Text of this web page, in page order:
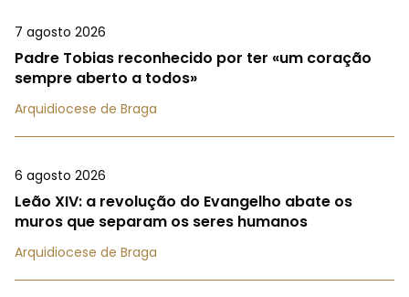
7 agosto 2026
Padre Tobias reconhecido por ter «um coração
sempre aberto a todos»
Arquidiocese de Braga
6 agosto 2026
Leão XIV: a revolução do Evangelho abate os
muros que separam os seres humanos
Arquidiocese de Braga